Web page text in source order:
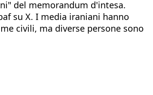
del memorandum d'intesa.
su X. I media iraniani hanno
civili, ma diverse persone sono